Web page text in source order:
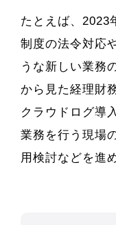
たとえば、2023
制度の法令対応
うな新しい業務
から見た経理財
クラウドログ導
業務を行う現場
用検討などを進